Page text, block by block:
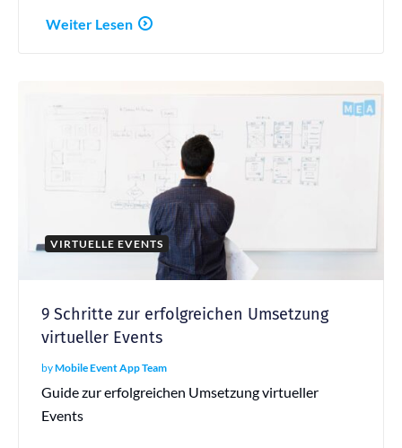
Weiter Lesen
VIRTUELLE EVENTS
9 Schritte zur erfolgreichen Umsetzung
virtueller Events
byMobile Event App Team
Guide zur erfolgreichen Umsetzung virtueller
Events